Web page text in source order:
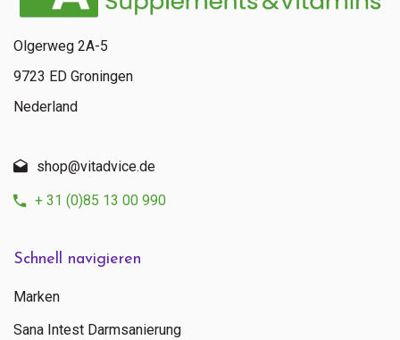
Schnell navigieren
Marken
Sana Intest Darmsanierung
Olgerweg 2A-5
9723 ED Groningen
Nederland
shop@vitadvice.de
+ 31 (0)85 13 00 990